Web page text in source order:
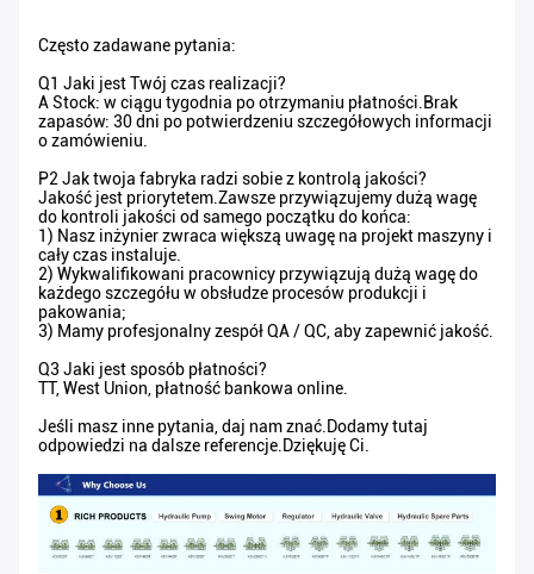
Często zadawane pytania:
Q1 Jaki jest Twój czas realizacji?
A Stock: w ciągu tygodnia po otrzymaniu płatności.Brak
zapasów: 30 dni po potwierdzeniu szczegółowych informacji
o zamówieniu.
P2 Jak twoja fabryka radzi sobie z kontrolą jakości?
Jakość jest priorytetem.Zawsze przywiązujemy dużą wagę
do kontroli jakości od samego początku do końca:
1) Nasz inżynier zwraca większą uwagę na projekt maszyny i
cały czas instaluje.
2) Wykwalifikowani pracownicy przywiązują dużą wagę do
każdego szczegółu w obsłudze procesów produkcji i
pakowania;
3) Mamy profesjonalny zespół QA / QC, aby zapewnić jakość.
Q3 Jaki jest sposób płatności?
TT, West Union, płatność bankowa online.
Jeśli masz inne pytania, daj nam znać.Dodamy tutaj
odpowiedzi na dalsze referencje.Dziękuję Ci.